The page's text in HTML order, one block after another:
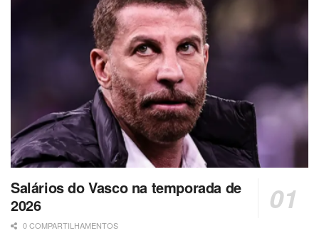
Salários do Vasco na temporada de
2026
0 COMPARTILHAMENTOS